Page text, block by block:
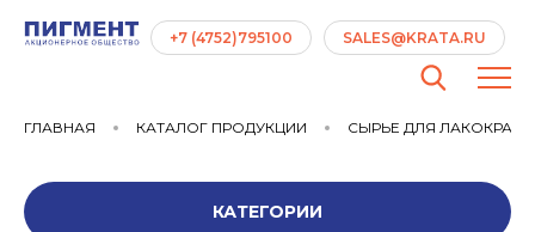
ГЛАВНАЯ КАТАЛОГ ПРОДУКЦИИ СЫРЬЕ ДЛЯ
КАТЕГОРИИ